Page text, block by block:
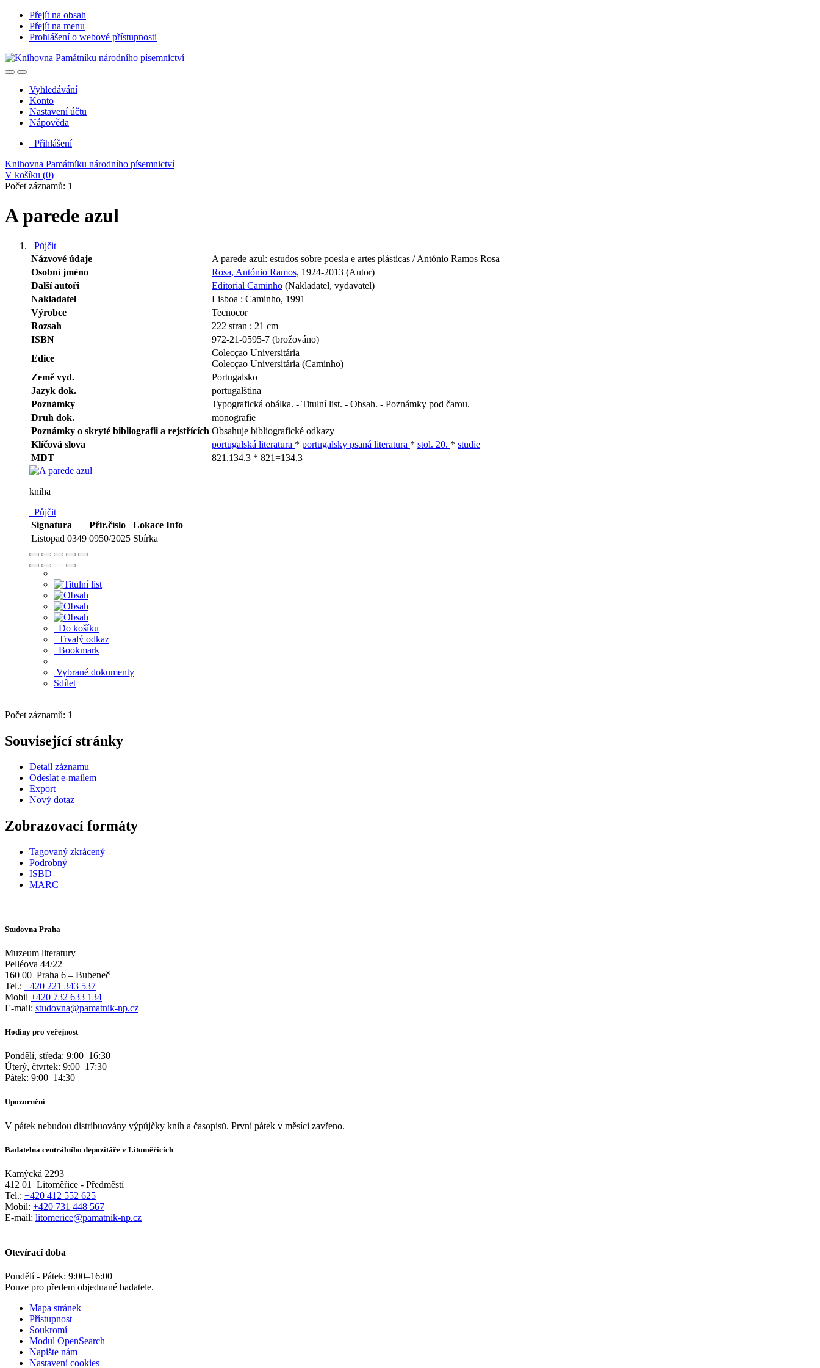
Přejít na obsah
Přejít na menu
Prohlášení o webové přístupnosti
Vyhledávání
Konto
Nastavení účtu
Nápověda
Přihlášení
Knihovna Památníku národního písemnictví
V košíku (0)
Počet záznamů: 1
A parede azul
Půjčit
Názvové údaje
A parede azul: estudos sobre poesia e artes plásticas / António Ramos Rosa
Osobní jméno
Rosa, António Ramos, 1924-2013 (Autor)
Další autoři
Editorial Caminho (Nakladatel, vydavatel)
Nakladatel
Lisboa : Caminho, 1991
Výrobce
Tecnocor
Rozsah
222 stran ; 21 cm
ISBN
972-21-0595-7 (brožováno)
Edice
Colecçao Universitária
Colecçao Universitária (Caminho)
Země vyd.
Portugalsko
Jazyk dok.
portugalština
Poznámky
Typografická obálka. - Titulní list. - Obsah. - Poznámky pod čarou.
Druh dok.
monografie
Poznámky o skryté bibliografii a rejstřících Obsahuje bibliografické odkazy
Klíčová slova
portugalská literatura * portugalsky psaná literatura * stol. 20. * studie
MDT
821.134.3 * 821=134.3
kniha
Půjčit
Signatura
Přír.číslo Lokace Info
Listopad 0349 0950/2025 Sbírka
Do košíku
Trvalý odkaz
Bookmark
Vybrané dokumenty
Sdílet
Počet záznamů: 1
Související stránky
Detail záznamu
Odeslat e-mailem
Export
Nový dotaz
Zobrazovací formáty
Tagovaný zkrácený
Podrobný
ISBD
MARC
Studovna Praha
Muzeum literatury
Pelléova 44/22
160 00 Praha 6 – Bubeneč
Tel.: +420 221 343 537
Mobil +420 732 633 134
E-mail: studovna@pamatnik-np.cz
Hodiny pro veřejnost
Pondělí, středa: 9:00–16:30
Úterý, čtvrtek: 9:00–17:30
Pátek: 9:00–14:30
Upozornění
V pátek nebudou distribuovány výpůjčky knih a časopisů. První pátek v měsíci zavřeno.
Badatelna centrálního depozitáře v Litoměřicích
Kamýcká 2293
412 01
Litoměřice - Předměstí
Tel.: +420 412 552 625
Mobil: +420 731 448 567
E-mail: litomerice@pamatnik-np.cz
Otevírací doba
Pondělí - Pátek: 9:00–16:00
Pouze pro předem objednané badatele.
Mapa stránek
Přístupnost
Soukromí
Modul OpenSearch
Napište nám
Nastavení cookies